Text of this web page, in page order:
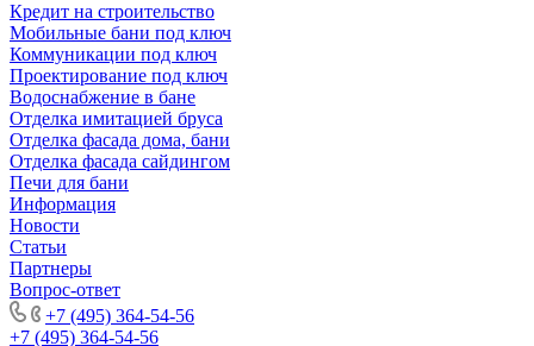
Кредит на строительство
Мобильные бани под ключ
Коммуникации под ключ
Проектирование под ключ
Водоснабжение в бане
Отделка имитацией бруса
Отделка фасада дома, бани
Отделка фасада сайдингом
Печи для бани
Информация
Новости
Статьи
Партнеры
Вопрос-ответ
+7 (495) 364-54-56
+7 (495) 364-54-56